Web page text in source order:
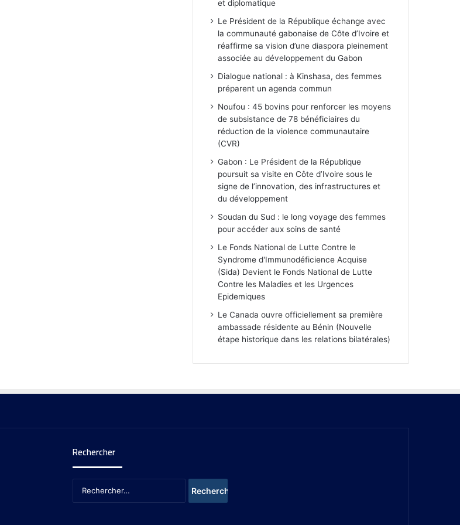
et diplomatique
Le Président de la République échange avec
la communauté gabonaise de Côte d’Ivoire et
réaffirme sa vision d’une diaspora pleinement
associée au développement du Gabon
Dialogue national : à Kinshasa, des femmes
préparent un agenda commun
Noufou : 45 bovins pour renforcer les moyens
de subsistance de 78 bénéficiaires du
réduction de la violence communautaire
(CVR)
Gabon : Le Président de la République
poursuit sa visite en Côte d’Ivoire sous le
signe de l’innovation, des infrastructures et
du développement
Soudan du Sud : le long voyage des femmes
pour accéder aux soins de santé
Le Fonds National de Lutte Contre le
Syndrome d'Immunodéficience Acquise
(Sida) Devient le Fonds National de Lutte
Contre les Maladies et les Urgences
Epidemiques
Le Canada ouvre officiellement sa première
ambassade résidente au Bénin (Nouvelle
étape historique dans les relations bilatérales)
Rechercher